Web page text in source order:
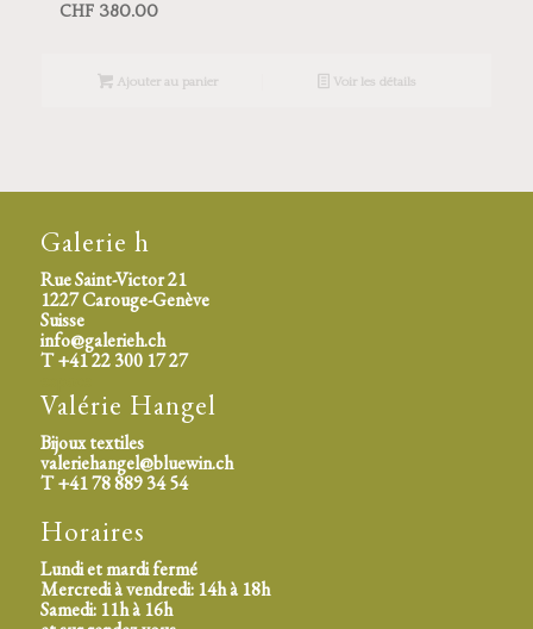
CHF380.00
Ajouter au panier Voir les détails
Galerie h
Rue Saint-Victor 21
1227 Carouge-Genève
Suisse
info@galerieh.ch
T +41 22 300 17 27
Valérie Hangel
Bijoux textiles
valeriehangel@bluewin.ch
T +41 78 889 34 54
Horaires
Lundi et mardi fermé
Mercredi à vendredi: 14h à 18h
Samedi: 11h à 16h